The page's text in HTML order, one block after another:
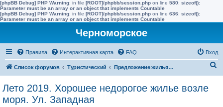
[phpBB Debug] PHP Warning: in file [ROOT]/phpbb/session.php on line 580: sizeof():
Parameter must be an array or an object that implements Countable
[phpBB Debug] PHP Warning: in file [ROOT]/phpbb/session.php on line 636: sizeof():
Parameter must be an array or an object that implements Countable
Черноморское
Правила Интерактивная карта FAQ Вход
Список форумов Туристический Предложение жилья в Черноморске (сдать)
Лето 2019. Хорошее недорогое жилье возле
моря. Ул. Западная